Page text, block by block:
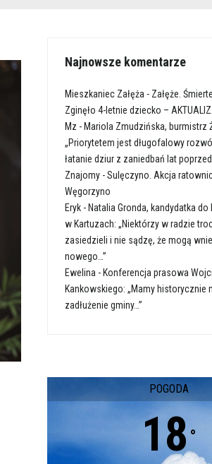
Najnowsze komentarze
Mieszkaniec Załęża - Załęże.
Zginęło 4-letnie dziecko –
Mz - Mariola Zmudzińska, burmistrz
„Priorytetem jest długofalowy
łatanie dziur z zaniedbań lat
Znajomy -Sulęczyno. Akcja
Węgorzyno
Eryk - Natalia Gronda, kandydatka do
w Kartuzach: „Niektórzy w radzie
zasiedzieli i nie sądzę, że mogą
nowego…”
Ewelina - Konferencja prasowa
Kankowskiego: „Mamy historycznie
zadłużenie gminy…”
POGODA
18 °